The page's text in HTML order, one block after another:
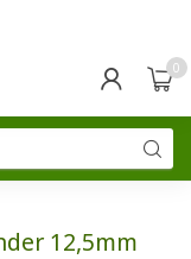
0
12,5mm